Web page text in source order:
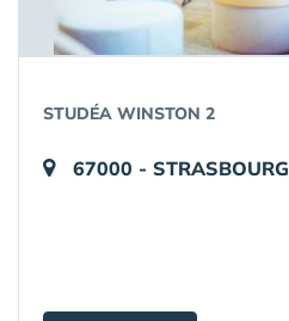
STUDÉA WINSTON 2
67000 - STRASBOURG